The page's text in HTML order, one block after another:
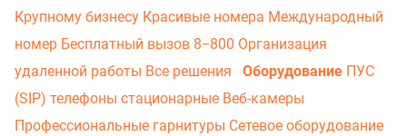
Крупному бизнесу Красивые номера Международный
номер Бесплатный вызов 8−800 Организация
удаленной работы Все решения Оборудование ПУС
(SIP) телефоны стационарные Веб-камеры
Профессиональные гарнитуры Сетевое оборудование